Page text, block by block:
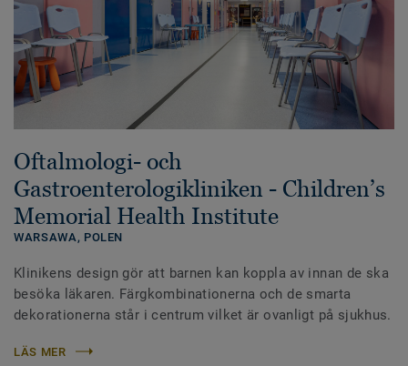
Oftalmologi- och
Gastroenterologikliniken - Children’s
Memorial Health Institute
WARSAWA, POLEN
Klinikens design gör att barnen kan koppla av innan de ska
besöka läkaren. Färgkombinationerna och de smarta
dekorationerna står i centrum vilket är ovanligt på sjukhus.
LÄS MER